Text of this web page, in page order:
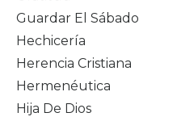
Guardar El Sábado
Hechicería
Herencia Cristiana
Hermenéutica
Hija De Dios